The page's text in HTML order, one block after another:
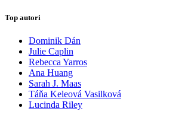
Top autori
Dominik Dán
Julie Caplin
Rebecca Yarros
Ana Huang
Sarah J. Maas
Táňa Keleová Vasilková
Lucinda Riley